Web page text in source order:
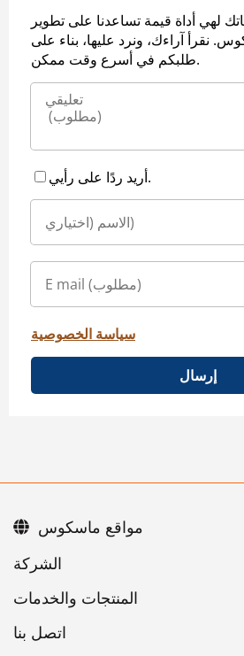
لهي أداة قيمة تساعدنا على تطوير
نقرأ آراءك، ونرد عليها، بناء على
طلبكم في أسرع وقت ممكن.
أريد ردًا على رأيي.
سياسة الخصوصية
إرسال
اتصل بنا
مواقع ماسكوس